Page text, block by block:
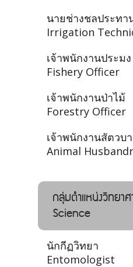
นายช่างชลประทา
Irrigation
เจ้าพนักงานประมง
Fishery Officer
เจ้าพนักงานป่าไม้
Forestry Officer
เจ้าพนักงานสัตวบ
Animal
กลุ่มตำแหน่งวิทยา
Science
นักกีฏวิทยา
Entomologist